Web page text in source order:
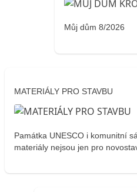
Můj dům 8/2026
MATERIÁLY PRO STAVBU
Památka UNESCO i komunitní
materiály nejsou jen pro